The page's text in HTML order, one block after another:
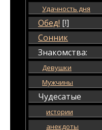
Удачность дня
Обед! [!]
Сонник
Знакомства:
Девушки
Мужчины
Чудесатые
истории
анекдоты